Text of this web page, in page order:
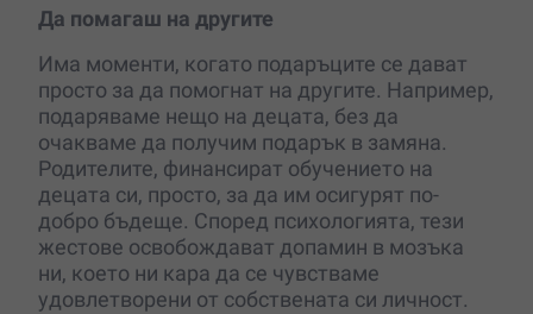
Да помагаш на другите
Има моменти, когато подаръците се дават
просто за да помогнат на другите. Например,
подаряваме нещо на децата, без да
очакваме да получим подарък в замяна.
Родителите, финансират обучението на
децата си, просто, за да им осигурят по-
добро бъдеще. Според психологията, тези
жестове освобождават допамин в мозъка
ни, което ни кара да се чувстваме
удовлетворени от собствената си личност.